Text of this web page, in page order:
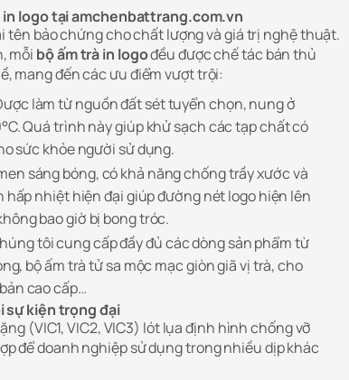
in logo tại amchenbattrang.com.vn
tên bảo chứng cho chất lượng và giá trị nghệ thuật.
mỗi bộ ấm trà in logođều được chế tác bán thủ
mang đến các ưu điểm vượt trội:
làm từ nguồn đất sét tuyển chọn, nung ở
Quá trình này giúp khử sạch các tạp chất có
sức khỏe người sử dụng.
sáng bóng, có khả năng chống trầy xước và
hấp nhiệt hiện đại giúp đường nét logo hiện lên
bao giờ bị bong tróc.
tôi cung cấp đầy đủ các dòng sản phẩm từ
bộ ấm trà tử sa mộc mạc giòn giã vị trà, cho
cao cấp…
sự kiện trọng đại
(VIC1, VIC2, VIC3) lót lụa định hình chống vỡ
để doanh nghiệp sử dụng trong nhiều dịp khác